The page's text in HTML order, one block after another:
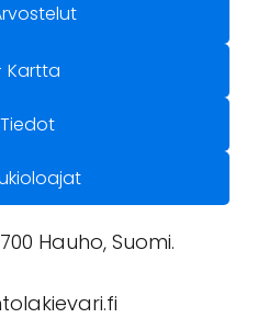
Kartta
Tiedot
Hauho, Suomi.